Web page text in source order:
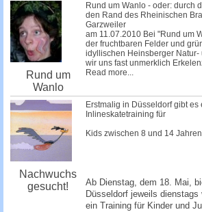
Rund um
Wanlo
Rund um Wanlo - oder: durch
den Rand des Rheinischen
Garzweiler
am 11.07.2010 Bei "Rund um
der fruchtbaren Felder und
idyllischen Heinsberger Natur-
wir uns fast unmerklich
Read more...
Nachwuchs
gesucht!
Erstmalig in Düsseldorf gibt
Inlineskatetraining für
Kids zwischen 8 und 14
Ab Dienstag, dem 18. Mai,
Düsseldorf jeweils
ein Training für Kinder und